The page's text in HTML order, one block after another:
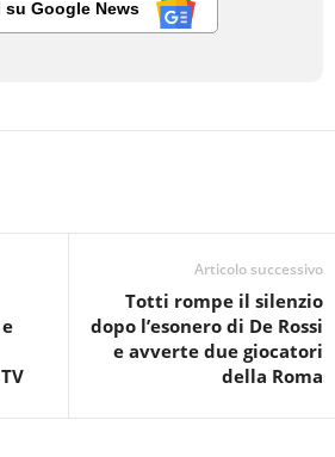
su Google News
Articolo successivo
Totti rompe il silenzio
dopo l’esonero di De Rossi
e avverte due giocatori
della Roma